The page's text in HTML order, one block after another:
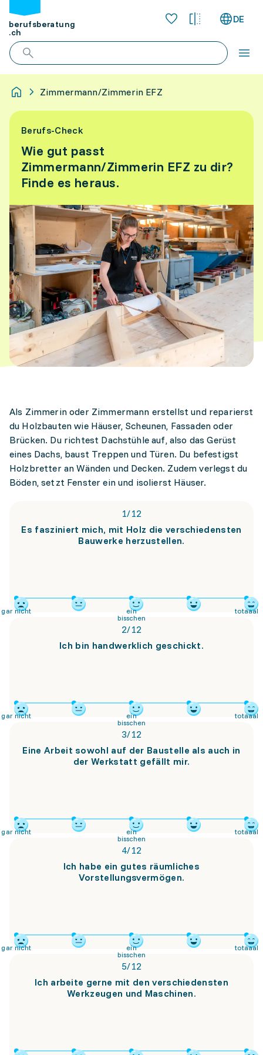
berufsberatung
.ch
DE
Zimmermann/Zimmerin EFZ
Berufs-Check
Wie gut passt
Zimmermann/Zimmerin EFZ zu dir?
Finde es heraus.
Als Zimmerin oder Zimmermann erstellst und reparierst
du Holzbauten wie Häuser, Scheunen, Fassaden oder
Brücken. Du richtest Dachstühle auf, also das Gerüst
eines Dachs, baust Treppen und Türen. Du befestigst
Holzbretter an Wänden und Decken. Zudem verlegst du
Böden, setzt Fenster ein und isolierst Häuser.
1/12
Es fasziniert mich, mit Holz die verschiedensten
Bauwerke herzustellen.
gar nicht
ein
bisschen
totaaal
2/12
Ich bin handwerklich geschickt.
gar nicht
ein
bisschen
totaaal
3/12
Eine Arbeit sowohl auf der Baustelle als auch in
der Werkstatt gefällt mir.
gar nicht
ein
bisschen
totaaal
4/12
Ich habe ein gutes räumliches
Vorstellungsvermögen.
gar nicht
ein
bisschen
totaaal
5/12
Ich arbeite gerne mit den verschiedensten
Werkzeugen und Maschinen.